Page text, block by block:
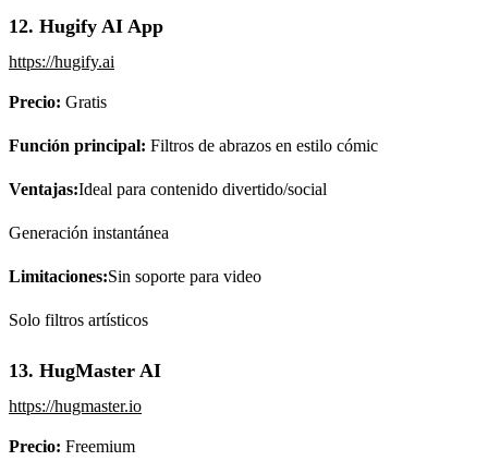
12. Hugify AI App
https://hugify.ai
Precio: Gratis
Función principal: Filtros de abrazos en estilo cómic
Ventajas:Ideal para contenido divertido/social
Generación instantánea
Limitaciones:Sin soporte para video
Solo filtros artísticos
13. HugMaster AI
https://hugmaster.io
Precio: Freemium